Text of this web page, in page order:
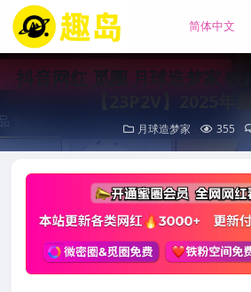
抖音网红 觅圈 月球造梦家 铁
【23P2V】2025年
月球造梦家 355